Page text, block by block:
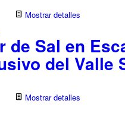
Mostrar detalles
de Sal en
del Valle
Mostrar detalles